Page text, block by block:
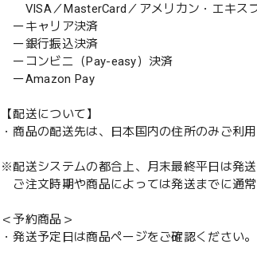
VISA／MasterCard／アメリカン・エキス
ーキャリア決済
ー銀行振込決済
ーコンビニ（Pay-easy）決済
ーAmazon Pay
【配送について】
・商品の配送先は、日本国内の住所のみご利用
※配送システムの都合上、月末最終平日は発送
ご注文時期や商品によっては発送までに通
＜予約商品＞
・発送予定日は商品ページをご確認ください。